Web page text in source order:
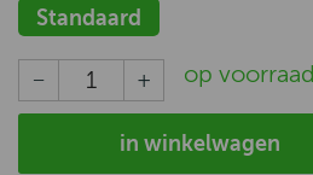
Standaard
op voorraad
in winkelwagen